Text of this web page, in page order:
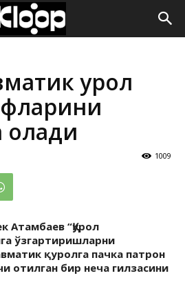
қурол
олади
1009
Атамбаев “Қурол
ўзгартиришларни
қуролга пачка патрон
отилган бир неча гилзасини